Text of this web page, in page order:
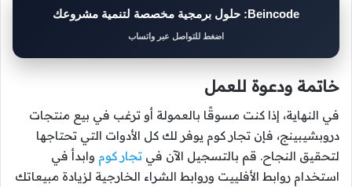
Beincode: حلول برمجية مخصصة لتنمية مشروعك
اضغط للتواصل عبر واتساب
خاتمة ودعوة للعمل
في النهاية، إذا كنت مسوقًا بالعمولة أو ترغب في بيع منتجات
دروبشيبينج، فإن تجار كوم يوفر لك كل الأدوات التي تحتاجها
لتحقيق النجاح. قم بالتسجيل الآن في تجار كوم وابدأ في
استخدام روابط الأفلييت وروابط الشراء الخارجية لزيادة مبيعاتك